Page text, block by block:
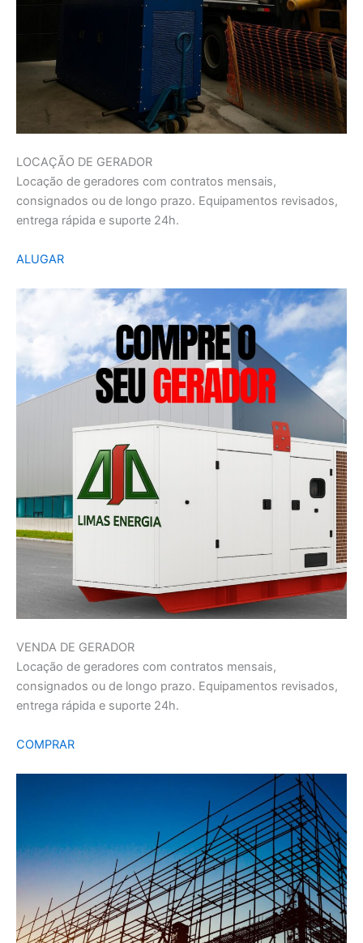
LOCAÇÃO DE GERADOR
Locação de geradores com contratos mensais,
consignados ou de longo prazo. Equipamentos revisados,
entrega rápida e suporte 24h.
ALUGAR
VENDA DE GERADOR
Locação de geradores com contratos mensais,
consignados ou de longo prazo. Equipamentos revisados,
entrega rápida e suporte 24h.
COMPRAR